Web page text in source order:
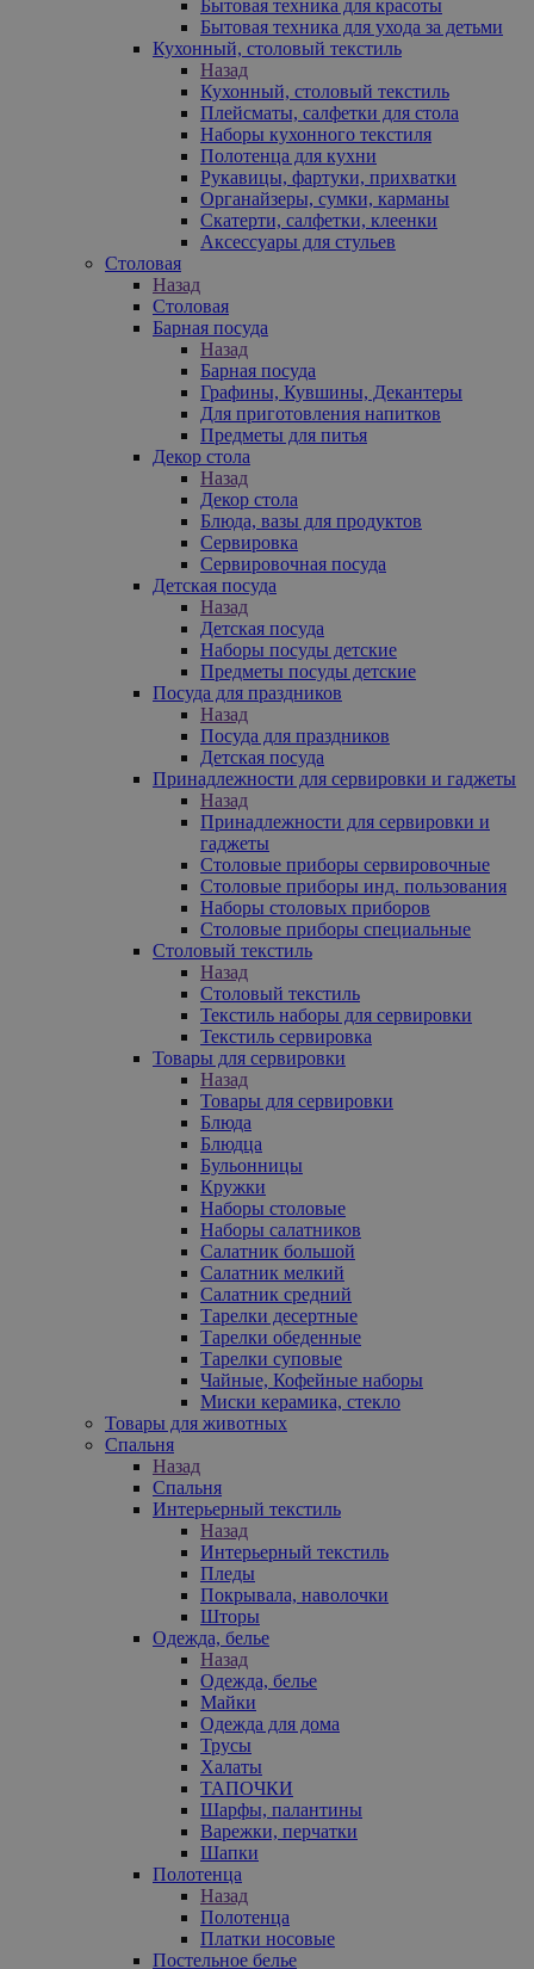
Бытовая техника для красоты
Бытовая техника для ухода за детьми
Кухонный, столовый текстиль
Назад
Кухонный, столовый текстиль
Плейсматы, салфетки для стола
Наборы кухонного текстиля
Полотенца для кухни
Рукавицы, фартуки, прихватки
Органайзеры, сумки, карманы
Скатерти, салфетки, клеенки
Аксессуары для стульев
Столовая
Назад
Столовая
Барная посуда
Назад
Барная посуда
Графины, Кувшины, Декантеры
Для приготовления напитков
Предметы для питья
Декор стола
Назад
Декор стола
Блюда, вазы для продуктов
Сервировка
Сервировочная посуда
Детская посуда
Назад
Детская посуда
Наборы посуды детские
Предметы посуды детские
Посуда для праздников
Назад
Посуда для праздников
Детская посуда
Принадлежности для сервировки и гаджеты
Назад
Принадлежности для сервировки и
гаджеты
Столовые приборы сервировочные
Столовые приборы инд. пользования
Наборы столовых приборов
Столовые приборы специальные
Столовый текстиль
Назад
Столовый текстиль
Текстиль наборы для сервировки
Текстиль сервировка
Товары для сервировки
Назад
Товары для сервировки
Блюда
Блюдца
Бульонницы
Кружки
Наборы столовые
Наборы салатников
Салатник большой
Салатник мелкий
Салатник средний
Тарелки десертные
Тарелки обеденные
Тарелки суповые
Чайные, Кофейные наборы
Миски керамика, стекло
Товары для животных
Спальня
Назад
Спальня
Интерьерный текстиль
Назад
Интерьерный текстиль
Пледы
Покрывала, наволочки
Шторы
Одежда, белье
Назад
Одежда, белье
Майки
Одежда для дома
Трусы
Халаты
ТАПОЧКИ
Шарфы, палантины
Варежки, перчатки
Шапки
Полотенца
Назад
Полотенца
Платки носовые
Постельное белье